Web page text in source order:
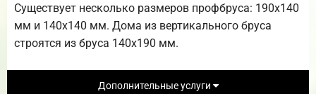
Существует несколько размеров профбруса: 190х140
мм и 140х140 мм. Дома из вертикального бруса
строятся из бруса 140х190 мм.
Дополнительные услуги